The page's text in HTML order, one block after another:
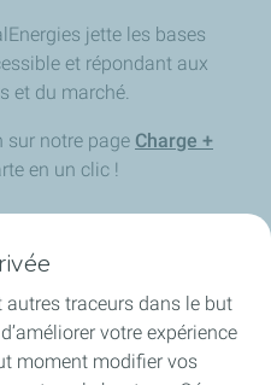
jette les bases
et répondant aux
et du marché.
sur notre page Charge +
en un clic !
traceurs dans le but
votre expérience
moment modifier vos